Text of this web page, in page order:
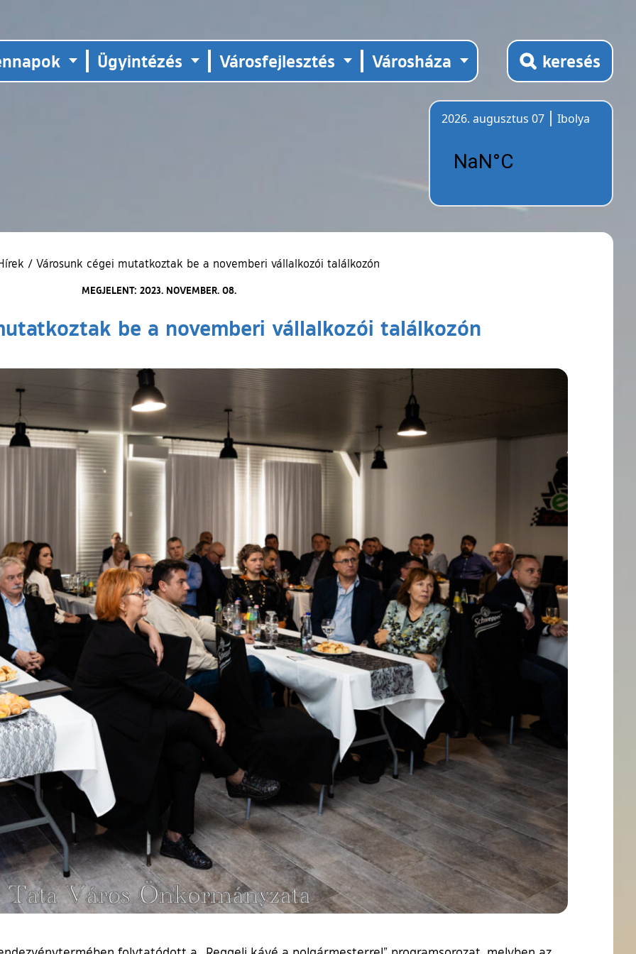
Ügyintézés Városfejlesztés Városháza keresés
2026. augusztus 07
Ibolya
/ Városunk cégei mutatkoztak be a novemberi vállalkozói találkozón
MEGJELENT: 2023. NOVEMBER. 08.
be a novemberi vállalkozói találkozón